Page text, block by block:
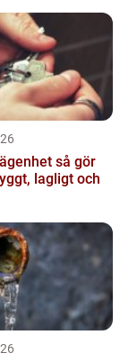
så gör
lagligt och